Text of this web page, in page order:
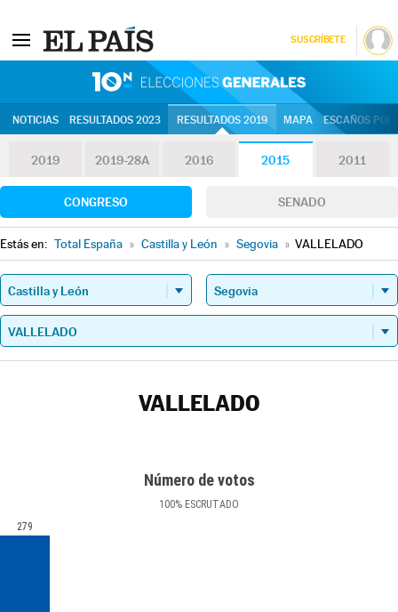
SUSCRÍBETE
NOTICIAS RESULTADOS 2023 RESULTADOS 2019 MAPA ESCAÑOS
2019 2019-28A 2016 2015 2011
CONGRESO SENADO
Estás en: Total España » Castilla y León » Segovia » VALLELADO
VALLELADO
Número de votos
100% ESCRUTADO
279